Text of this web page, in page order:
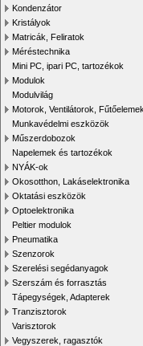
Kondenzátor
Kristályok
Matricák, Feliratok
Méréstechnika
Mini PC, ipari PC, tartozékok
Modulok
Modulvilág
Motorok, Ventilátorok, Fűtőelemek
Munkavédelmi eszközök
Műszerdobozok
Napelemek és tartozékok
NYÁK-ok
Okosotthon, Lakáselektronika
Oktatási eszközök
Optoelektronika
Peltier modulok
Pneumatika
Szenzorok
Szerelési segédanyagok
Szerszám és forrasztás
Tápegységek, Adapterek
Tranzisztorok
Varisztorok
Vegyszerek, ragasztók